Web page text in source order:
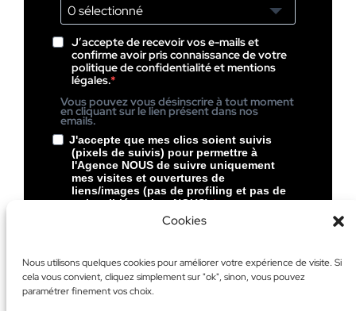
Cookies
Nous utilisons quelques cookies pour améliorer votre expérience de visite. Si
cela vous convient, cliquez simplement sur "ok", sinon, vous pouvez
paramétrer finement vos choix.
0 sélectionné
J’accepte de recevoir vos e-mails et
confirme avoir pris connaissance de votre
politique de confidentialité et mentions
légales.
Vous pouvez vous désinscrire à tout moment
en cliquant sur le lien présent dans nos
emails.
J'accepte que mes clics soient suivis
(pixels de suivis) pour permettre à
l'Agence NOUS de suivre uniquement
mes visites et ouvertures de
liens/images (pas de profiling et pas de
pubs ciblées chez NOUS).
Vous pouvez vous désinscrire à tout moment
S’inscrire